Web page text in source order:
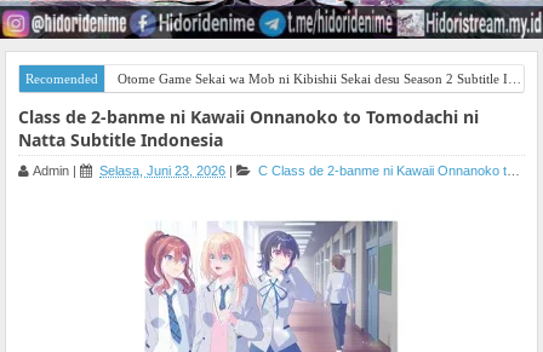
Recomended Otome Game Sekai wa Mob ni Kibishii Sekai desu Season 2 Subtitle Indonesia
Class de 2-banme ni Kawaii Onnanoko to Tomodachi ni
Natta Subtitle Indonesia
Admin | Selasa, Juni 23, 2026 | C Class de 2-banme ni Kawaii Onnanoko to Tomodachi ni Natta